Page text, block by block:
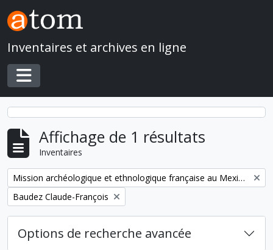
Skip to main content
Inventaires et archives en ligne
Toggle navigation
Affichage de 1 résultats
Inventaires
Remove filter:
Mission archéologique et ethnologique française au Mexique
Remove filter:
Baudez Claude-François
Options de recherche avancée